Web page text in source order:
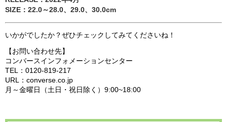
SIZE：22.0～28.0、29.0、30.0cm
いかがでしたか？ぜひチェックしてみてくださいね！
【お問い合わせ先】
コンバースインフォメーションセンター
TEL：0120-819-217
URL：converse.co.jp
月～金曜日（土日・祝日除く）9:00~18:00